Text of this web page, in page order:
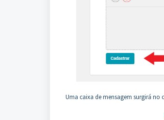
Uma caixa de mensagem surgirá